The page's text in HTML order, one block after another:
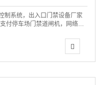
制系统，出入口门禁设备厂家
付停车场门禁道闸机，网络停